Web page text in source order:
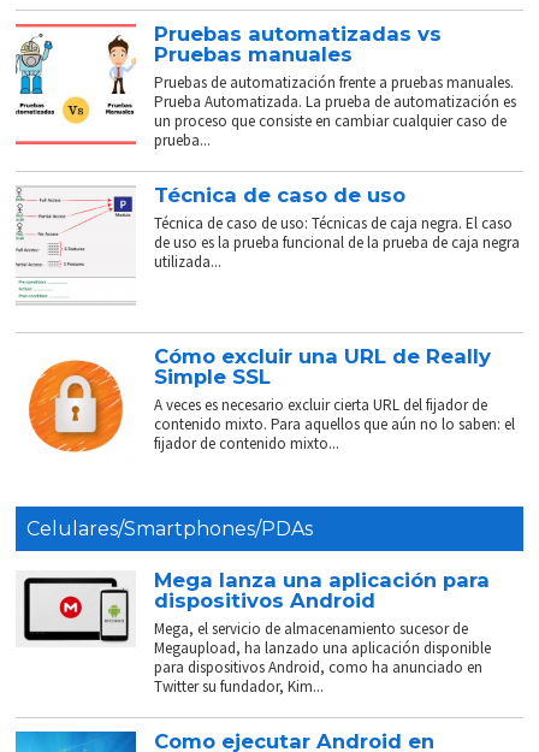
Pruebas automatizadas vs
Pruebas manuales
Pruebas de automatización frente a pruebas manuales.
Prueba Automatizada. La prueba de automatización es
un proceso que consiste en cambiar cualquier caso de
prueba...
Técnica de caso de uso
Técnica de caso de uso: Técnicas de caja negra. El caso
de uso es la prueba funcional de la prueba de caja negra
utilizada...
Cómo excluir una URL de Really
Simple SSL
A veces es necesario excluir cierta URL del fijador de
contenido mixto. Para aquellos que aún no lo saben: el
fijador de contenido mixto...
Celulares/Smartphones/PDAs
Mega lanza una aplicación para
dispositivos Android
Mega, el servicio de almacenamiento sucesor de
Megaupload, ha lanzado una aplicación disponible
para dispositivos Android, como ha anunciado en
Twitter su fundador, Kim...
Como ejecutar Android en